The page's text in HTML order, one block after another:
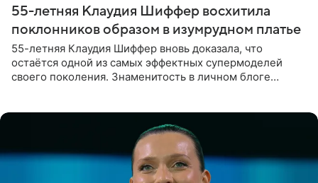
55-летняя Клаудия Шиффер восхитила
поклонников образом в изумрудном платье
55-летняя Клаудия Шиффер вновь доказала, что
остаётся одной из самых эффектных супермоделей
своего поколения. Знаменитость в личном блоге